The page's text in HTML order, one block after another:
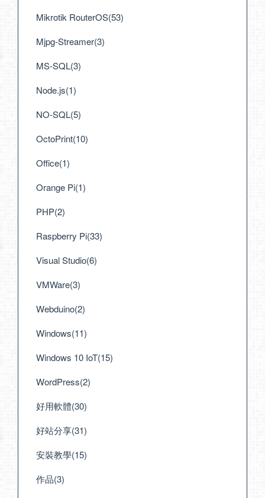
Mikrotik RouterOS(53)
Mjpg-Streamer(3)
MS-SQL(3)
Node.js(1)
NO-SQL(5)
OctoPrint(10)
Office(1)
Orange Pi(1)
PHP(2)
Raspberry Pi(33)
Visual Studio(6)
VMWare(3)
Webduino(2)
Windows(11)
Windows 10 IoT(15)
WordPress(2)
好用軟體(30)
好站分享(31)
安裝教學(15)
作品(3)